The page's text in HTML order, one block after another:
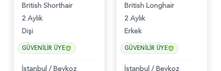
British Shorthair
2 Aylık
Dişi
GÜVENILIR ÜYE
İstanbul / Beykoz
British Longhair
2 Aylık
Erkek
GÜVENILIR ÜYE
İstanbul / Beykoz